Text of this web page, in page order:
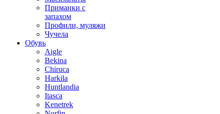
Приманки с
запахом
Профили, муляжи
Чучела
Обувь
Aigle
Bekina
Chiruсa
Harkila
Huntlandia
Itasca
Kenetrek